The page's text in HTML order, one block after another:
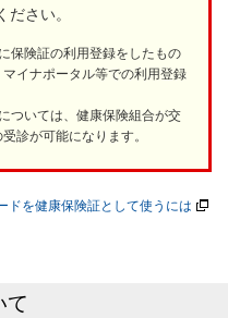
さい。
保険証の利用登録をしたもの
イナポータル等での利用登録
ついては、健康保険組合が交
診が可能になります。
ドを健康保険証として使うには
て